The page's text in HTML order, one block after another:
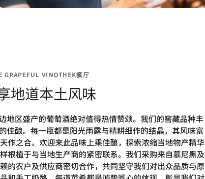
GRAPEFUL VINOTHEK餐厅
地道本土风味
区盛产的葡萄酒绝对值得热情赞颂。我们的窖藏品种丰
佳酿。每一瓶都是阳光雨露与精耕细作的结晶，其风味富
作之合。欢迎来此品味上乘佳酿，探索浓缩当地物产精华
根植于与当地生产商的紧密联系。我们采购来自慕尼黑及
的农户及供应商密切合作，共同坚守我们对出众品质与原